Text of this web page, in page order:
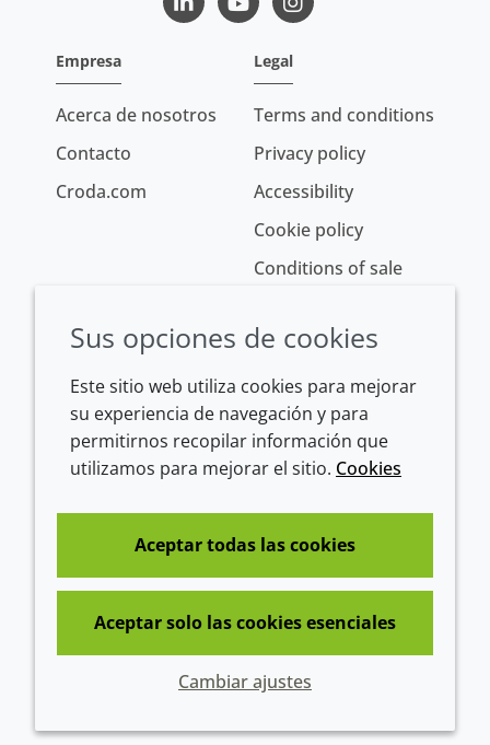
LinkedInYoutubeInstagram
Empresa
Acerca de nosotros
Contacto
Croda.com
Legal
Terms and conditions
Privacy policy
Accessibility
Cookie policy
Conditions of sale
1601 BL Enkhuizen
The Netherlands
Sus opciones de cookies
Este sitio web utiliza cookies para mejorar
su experiencia de navegación y para
permitirnos recopilar información que
utilizamos para mejorar el sitio. Cookies
Aceptar todas las cookies
Aceptar solo las cookies esenciales
Cambiar ajustes